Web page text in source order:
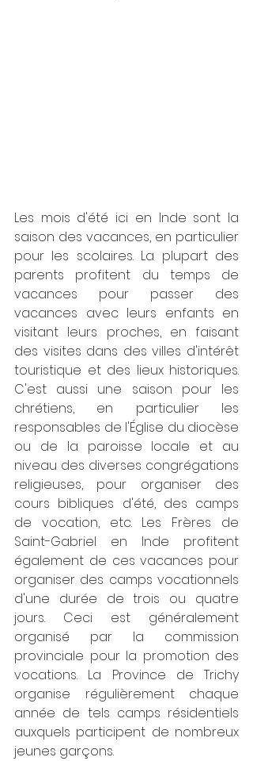
Les mois d'été ici en Inde sont la
saison des vacances, en particulier
pour les scolaires. La plupart des
parents profitent du temps de
vacances pour passer des
vacances avec leurs enfants en
visitant leurs proches, en faisant
des visites dans des villes d'intérêt
touristique et des lieux historiques.
C'est aussi une saison pour les
chrétiens, en particulier les
responsables de l'Église du diocèse
ou de la paroisse locale et au
niveau des diverses congrégations
religieuses, pour organiser des
cours bibliques d'été, des camps
de vocation, etc. Les Frères de
Saint-Gabriel en Inde profitent
également de ces vacances pour
organiser des camps vocationnels
d'une durée de trois ou quatre
jours. Ceci est généralement
organisé par la commission
provinciale pour la promotion des
vocations. La Province de Trichy
organise régulièrement chaque
année de tels camps résidentiels
auxquels participent de nombreux
jeunes garçons.